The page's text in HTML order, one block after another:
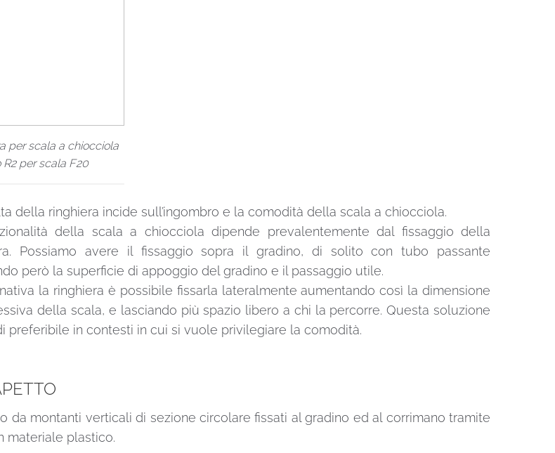
per scala a chiocciola
per scala F20
della ringhiera incide sull’ingombro e la comodità della scala a chiocciola.
della scala a chiocciola dipende prevalentemente dal fissaggio della
Possiamo avere il fissaggio sopra il gradino, di solito con tubo passante
però la superficie di appoggio del gradino e il passaggio utile.
la ringhiera è possibile fissarla lateralmente aumentando così la dimensione
della scala, e lasciando più spazio libero a chi la percorre. Questa soluzione
preferibile in contesti in cui si vuole privilegiare la comodità.
da montanti verticali di sezione circolare fissati al gradino ed al corrimano tramite
materiale plastico.